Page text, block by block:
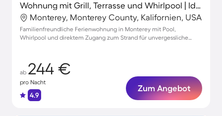
Wohnung mit Grill, Terrasse und Whirlpool | Ideal für Homeoffice
Monterey, Monterey County, Kalifornien, USA
Familienfreundliche Ferienwohnung in Monterey mit Pool,
Whirlpool und direktem Zugang zum Strand für unvergessliche
ab 244 €
pro Nacht
4.9
Zum Angebot